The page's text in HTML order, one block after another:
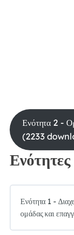
Ενότητα 2 -
(2233
Ενότητες
Ενότητα 1 -
ομάδας και